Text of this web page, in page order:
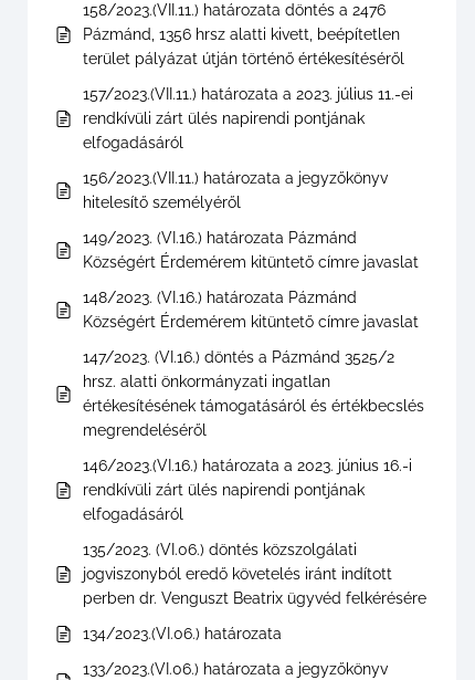
158/2023.(VII.11.) határozata döntés a 2476
Pázmánd, 1356 hrsz alatti kivett, beépítetlen
terület pályázat útján történő értékesítéséről
157/2023.(VII.11.) határozata a 2023. július 11.-ei
rendkívüli zárt ülés napirendi pontjának
elfogadásáról
156/2023.(VII.11.) határozata a jegyzőkönyv
hitelesítő személyéről
149/2023. (VI.16.) határozata Pázmánd
Községért Érdemérem kitüntető címre javaslat
148/2023. (VI.16.) határozata Pázmánd
Községért Érdemérem kitüntető címre javaslat
147/2023. (VI.16.) döntés a Pázmánd 3525/2
hrsz. alatti önkormányzati ingatlan
értékesítésének támogatásáról és értékbecslés
megrendeléséről
146/2023.(VI.16.) határozata a 2023. június 16.-i
rendkívüli zárt ülés napirendi pontjának
elfogadásáról
135/2023. (VI.06.) döntés közszolgálati
jogviszonyból eredő követelés iránt indított
perben dr. Venguszt Beatrix ügyvéd felkérésére
134/2023.(VI.06.) határozata
133/2023.(VI.06.) határozata a jegyzőkönyv